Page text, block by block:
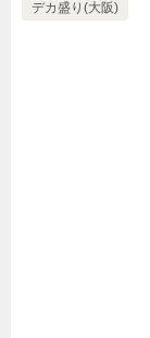
デカ盛り(大阪)